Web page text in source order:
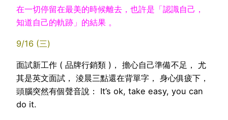
在一切停留在最美的時候離去，也許是「認識自己，
知道自己的軌跡」的結果 。
9/16 (三)
面試新工作 ( 品牌行銷類 )， 擔心自己準備不足， 尤
其是英文面試， 淩晨三點還在背單字， 身心俱疲下，
頭腦突然有個聲音說： It’s ok, take easy, you can
do it.